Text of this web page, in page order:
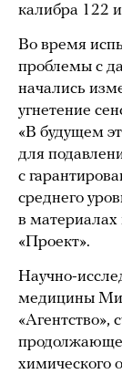
калибра 122
Во время
проблемы с
начались
угнетение
«В будущем
для
с
среднего
в материалах
«Проект».
Научно-
медицины
«Агентство»,
химического